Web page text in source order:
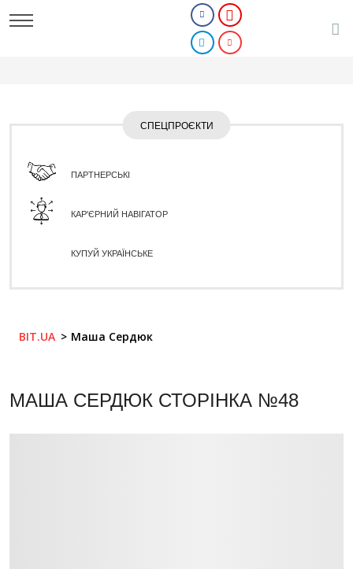
СПЕЦПРОЄКТИ
ПАРТНЕРСЬКІ
КАР'ЄРНИЙ НАВІГАТОР
КУПУЙ УКРАЇНСЬКЕ
BIT.UA Маша Сердюк
МАША СЕРДЮК СТОРІНКА №48